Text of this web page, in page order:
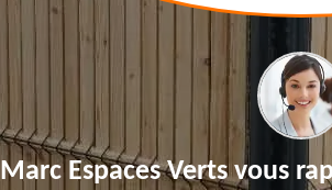
Marc Espaces Verts vous